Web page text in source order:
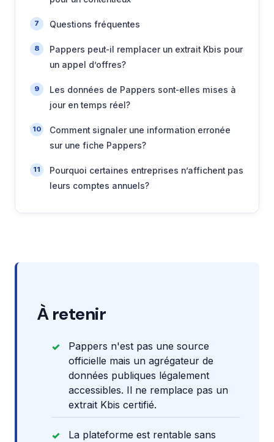
Questions fréquentes
Pappers peut-il remplacer un extrait Kbis pour
un appel d’offres?
Les données de Pappers sont-elles mises à
jour en temps réel?
Comment signaler une information erronée
sur une fiche Pappers?
Pourquoi certaines entreprises n’affichent pas
leurs comptes annuels?
À retenir
Pappers n'est pas une source
officielle mais un agrégateur de
données publiques légalement
accessibles. Il ne remplace pas un
extrait Kbis certifié.
La plateforme est rentable sans